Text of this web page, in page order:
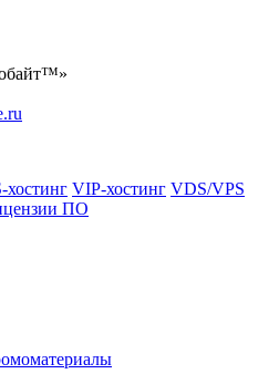
хостинг VIP-хостинг VDS/VPS
ПО